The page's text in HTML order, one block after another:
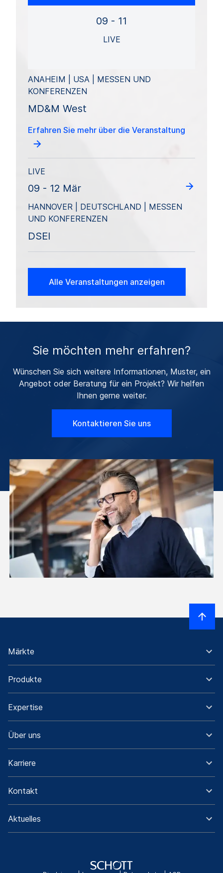
09 - 11
LIVE
ANAHEIM | USA | MESSEN UND
KONFERENZEN
MD&M West
Erfahren Sie mehr über die Veranstaltung
LIVE
09 - 12 Mär
HANNOVER | DEUTSCHLAND | MESSEN
UND KONFERENZEN
DSEI
Alle Veranstaltungen anzeigen
Sie möchten mehr erfahren?
Wünschen Sie sich weitere Informationen, Muster, ein
Angebot oder Beratung für ein Projekt? Wir helfen
Ihnen gerne weiter.
Kontaktieren Sie uns
Märkte
Produkte
Expertise
Über uns
Karriere
Kontakt
Aktuelles